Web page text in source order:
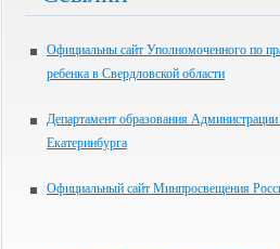
Официальны сайт Уполномоченного по
ребенка в Свердловской области
Департамент образования Администрации
Екатеринбурга
Официальный сайт Минпросвещения